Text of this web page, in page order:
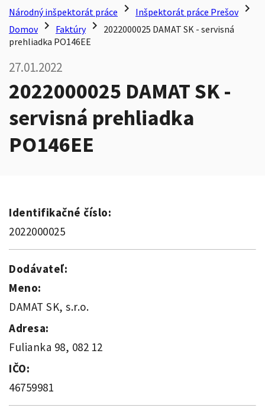
Národný inšpektorát práce chevron_right Inšpektorát práce Prešov chevron_right
Domov chevron_right Faktúry chevron_right 2022000025 DAMAT SK - servisná
prehliadka PO146EE
27.01.2022
2022000025 DAMAT SK -
servisná prehliadka
PO146EE
Identifikačné číslo:
2022000025
Dodávateľ:
Meno:
DAMAT SK, s.r.o.
Adresa:
Fulianka 98, 082 12
IČO:
46759981